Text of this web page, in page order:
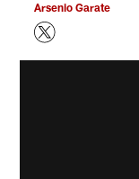
Arsenio Garate